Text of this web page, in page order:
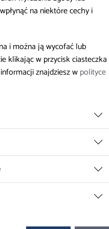
formie.
udostępnienia w
7 dni. Jeśli w tym terminie
najdalej w ciągu 2
na niektóre cechy i
i można ją wycofać lub
klikając w przycisk ciasteczka
znajdziesz wpolityce